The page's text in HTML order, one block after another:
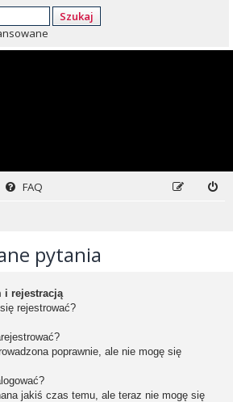
Szukaj
FAQ
pytania
i rejestracją
rejestrować?
poprawnie, ale nie mogę się
jakiś czas temu, ale teraz nie mogę się